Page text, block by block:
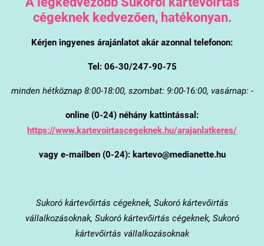
cégeknek kedvezően, hatékonyan.
Kérjen ingyenes árajánlatot akár azonnal telefonon:
Tel: 06-30/247-90-75
minden hétköznap 8:00-18:00, szombat: 9:00-16:00, vasárnap: -
online (0-24) néhány kattintással:
https://www.kartevoirtascegeknek.hu/arajanlatkeres/
vagy e-mailben (0-24): kartevo@medianette.hu
Sukorókártevőirtás cégeknek, Sukoró kártevőirtás
vállalkozásoknak, Sukoró kártevőirtás cégeknek, Sukoró
kártevőirtás vállalkozásoknak